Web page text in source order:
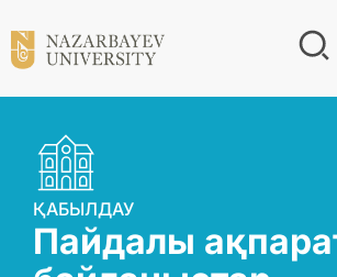
ҚАБЫЛДАУ
Пайдалы